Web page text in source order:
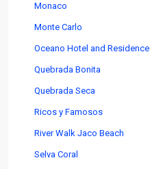
Monaco
Monte Carlo
Oceano Hotel and Residence
Quebrada Bonita
Quebrada Seca
Ricos y Famosos
River Walk Jaco Beach
Selva Coral